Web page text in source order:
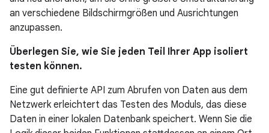
an verschiedene Bildschirmgrößen und Ausrichtungen
anzupassen.
Überlegen Sie, wie Sie jeden Teil Ihrer App isoliert
testen können.
Eine gut definierte API zum Abrufen von Daten aus dem
Netzwerk erleichtert das Testen des Moduls, das diese
Daten in einer lokalen Datenbank speichert. Wenn Sie die